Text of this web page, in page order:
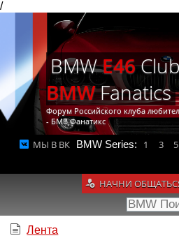
/
BMWE46
BMWFanatics
Форум Российского клуба
- БМВ Фанатикс
МЫ В ВК BMW Series: 1 3 5
НАЧНИ
Лента